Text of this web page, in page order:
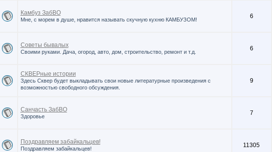
Камбуз ЗабВО
Мне, с морем в душе, нравится называть скучную кухню КАМБУЗОМ! 6
Советы бывалых
Своими руками. Дача, огород, авто, дом, строительство, ремонт и т.д. 6
СКВЕРные истории
Здесь Сквер будет выкладывать свои новые литературные произведения с
возможностью свободного обсуждения.
9
Санчасть ЗабВО
Здоровье 7
Поздравляем забайкальцев!
Поздравляем забайкальцев! 11305